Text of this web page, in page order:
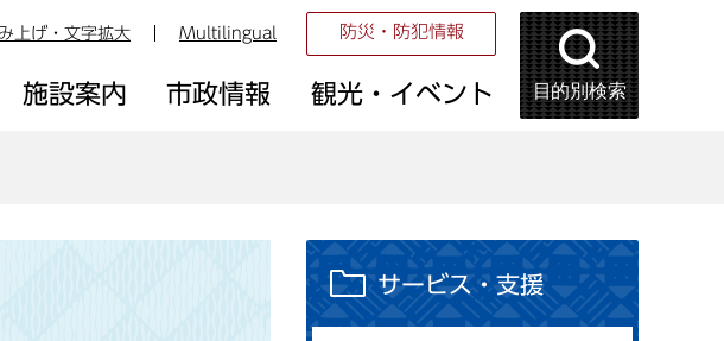
上げ・文字拡大 Multilingual 防災・防犯情報
施設案内 市政情報 観光・イベント 目的別検索
サービス・支援